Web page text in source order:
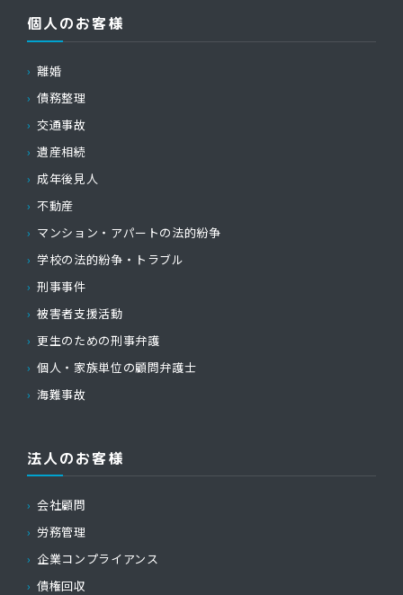
個人のお客様
離婚
債務整理
交通事故
遺産相続
成年後見人
不動産
マンション・アパートの法的紛争
学校の法的紛争・トラブル
刑事事件
被害者支援活動
更生のための刑事弁護
個人・家族単位の顧問弁護士
海難事故
法人のお客様
会社顧問
労務管理
企業コンプライアンス
債権回収